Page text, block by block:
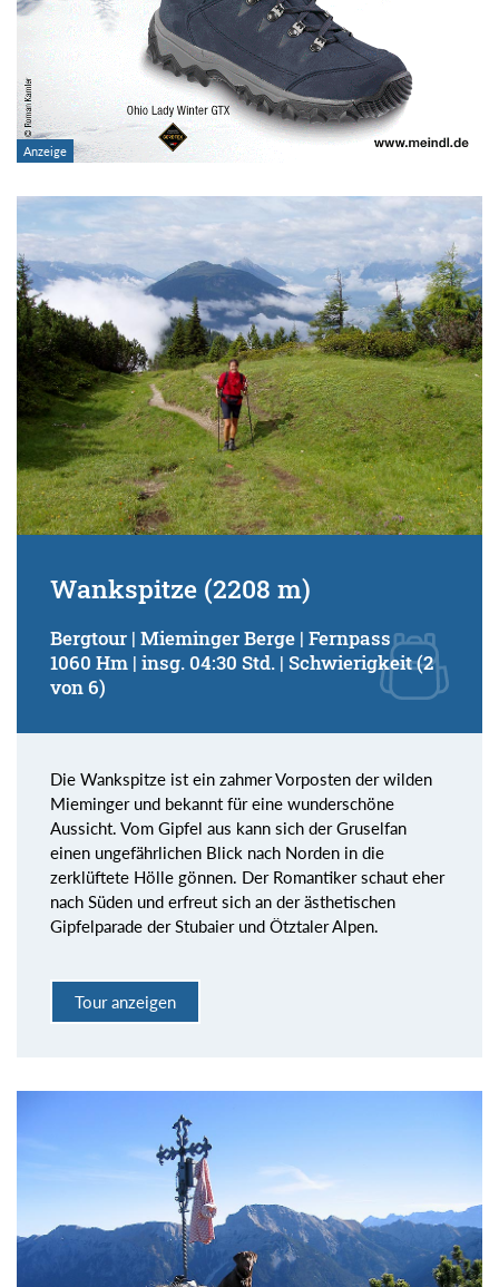
Wankspitze (2208 m)
Bergtour | Mieminger Berge | Fernpass
1060 Hm | insg. 04:30 Std. | Schwierigkeit (2
von 6)
Die Wankspitze ist ein zahmer Vorposten der wilden
Mieminger und bekannt für eine wunderschöne
Aussicht. Vom Gipfel aus kann sich der Gruselfan
einen ungefährlichen Blick nach Norden in die
zerklüftete Hölle gönnen. Der Romantiker schaut eher
nach Süden und erfreut sich an der ästhetischen
Gipfelparade der Stubaier und Ötztaler Alpen.
Tour anzeigen